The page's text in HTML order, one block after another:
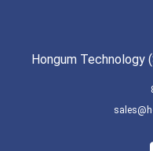
Hongum Technology